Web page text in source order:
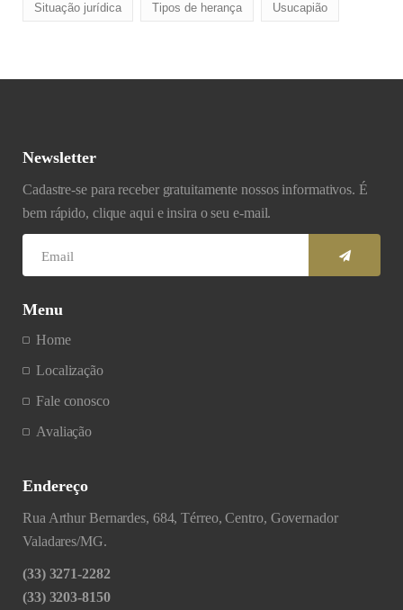
Situação jurídica Tipos de herança Usucapião
Newsletter
Cadastre-se para receber gratuitamente nossos informativos. É
bem rápido, clique aqui e insira o seu e-mail.
Menu
Home
Localização
Fale conosco
Avaliação
Endereço
Rua Arthur Bernardes, 684, Térreo, Centro, Governador
Valadares/MG.
(33) 3271-2282
(33) 3203-8150